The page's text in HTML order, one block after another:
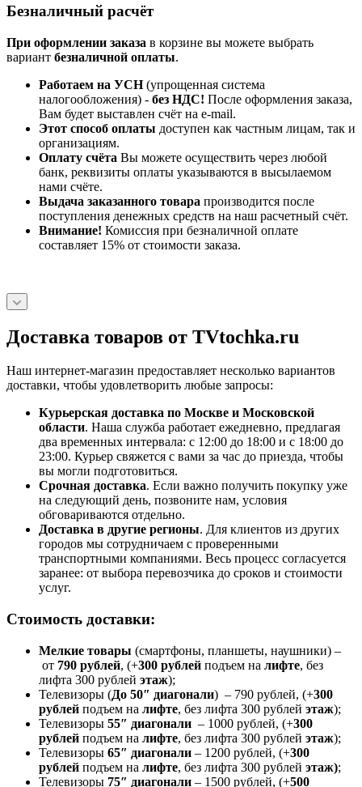
Безналичный расчёт
При оформлении заказа в корзине вы можете выбрать
вариант безналичной оплаты.
Работаем на УСН(упрощенная система
налогообложения) - без НДС! После оформления заказа,
Вам будет выставлен счёт на e-mail.
Этот способ оплаты доступен как частным лицам, так и
организациям.
Оплату счёта Вы можете осуществить через любой
банк, реквизиты оплаты указываются в высылаемом
нами счёте.
Выдача заказанного товара производится после
поступления денежных средств на наш расчетный счёт.
Внимание! Комиссия при безналичной оплате
составляет 15% от стоимости заказа.
Доставка товаров от TVtochka.ru
Наш интернет-магазин предоставляет несколько вариантов
доставки, чтобы удовлетворить любые запросы:
Курьерская доставка по Москве и Московской
области. Наша служба работает ежедневно, предлагая
два временных интервала: с 12:00 до 18:00 и с 18:00 до
23:00. Курьер свяжется с вами за час до приезда, чтобы
вы могли подготовиться.
Срочная доставка. Если важно получить покупку уже
на следующий день, позвоните нам, условия
обговариваются отдельно.
Доставка в другие регионы. Для клиентов из других
городов мы сотрудничаем с проверенными
транспортными компаниями. Весь процесс согласуется
заранее: от выбора перевозчика до сроков и стоимости
услуг.
Стоимость доставки:
Мелкие товары (смартфоны, планшеты, наушники) –
от 790 рублей, (+300 рублей подъем на лифте, без
лифта 300 рублей этаж);
Телевизоры (До 50″ диагонали) – 790 рублей, (+300
рублей подъем на лифте, без лифта 300 рублей этаж);
Телевизоры 55″ диагонали – 1000 рублей, (+300
рублей подъем на лифте, без лифта 300 рублей этаж);
Телевизоры 65″ диагонали – 1200 рублей, (+300
рублей подъем на лифте, без лифта 300 рублей этаж);
Телевизоры 75″ диагонали – 1500 рублей, (+500